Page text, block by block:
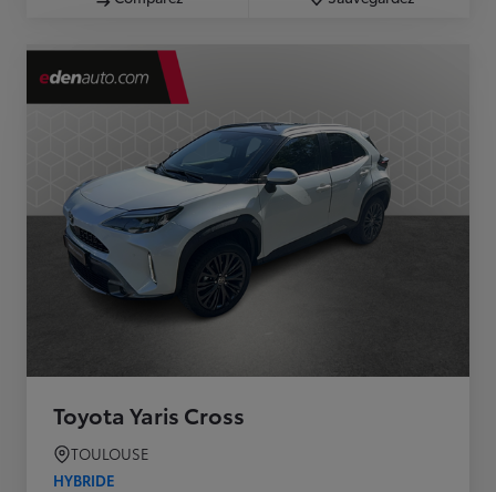
Toyota Yaris Cross
TOULOUSE
HYBRIDE